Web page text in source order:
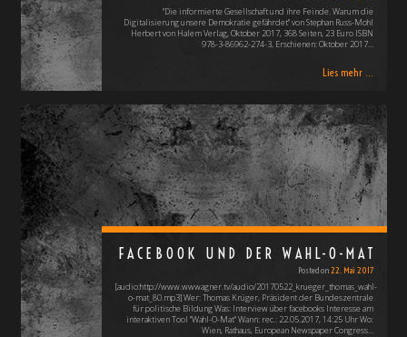
"Die informierte Gesellschaft und ihre Feinde. Warum die
Digitalisierung unsere Demokratie gefährdet" von Stephan Russ-Mohl
Herbert von Halem Verlag, Oktober 2017, 368 Seiten, 23 Euro ISBN
978-3-86962-274-3, Erschienen: Oktober 2017…
Lies mehr ...
FACEBOOK UND DER WAHL-O-MAT
Posted on22. Mai 2017
[audio:http://www.wwwagner.tv/audio/20170522_krueger_thomas_wahl-
o-mat_80.mp3] Wer: Thomas Krüger, Präsident der Bundeszentrale
für politische Bildung Was: Interview über facebooks Interesse am
interaktiven Tool "Wahl-O-Mat" Wann: rec.: 22.05.2017, 14:25 Uhr Wo:
Wien, Rathaus, European Newspaper Congress…